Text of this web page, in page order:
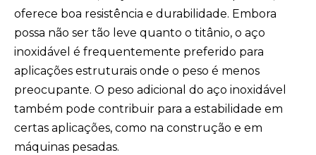
oferece boa resistência e durabilidade. Embora
possa não ser tão leve quanto o titânio, o aço
inoxidável é frequentemente preferido para
aplicações estruturais onde o peso é menos
preocupante. O peso adicional do aço inoxidável
também pode contribuir para a estabilidade em
certas aplicações, como na construção e em
máquinas pesadas.